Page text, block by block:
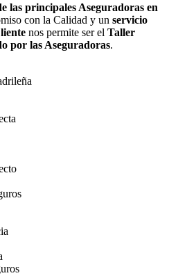
las principales Aseguradoras en
con la Calidad y un servicio
nos permite ser el Taller
por las Aseguradoras.